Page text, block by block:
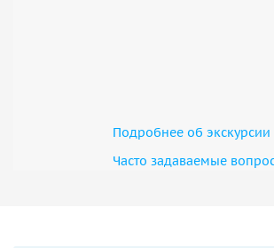
Подробнее об экскурсии
Часто задаваемые